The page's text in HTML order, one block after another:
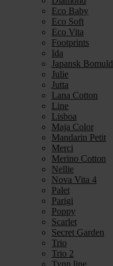
Eco Baby
Eco Soft
Eco Vita
Footprints
Ida
Japansk Bomuld
Julie
Jutta
Lana Cotton
Line
Lisboa
Maja Color
Mandarin Petit
Merci
Merino Cotton
Nellie
Nova Vita 4
Palet
Parigi
Poppy
Scarlet
Secret Garden
Trio
Trio 2
Tynn line